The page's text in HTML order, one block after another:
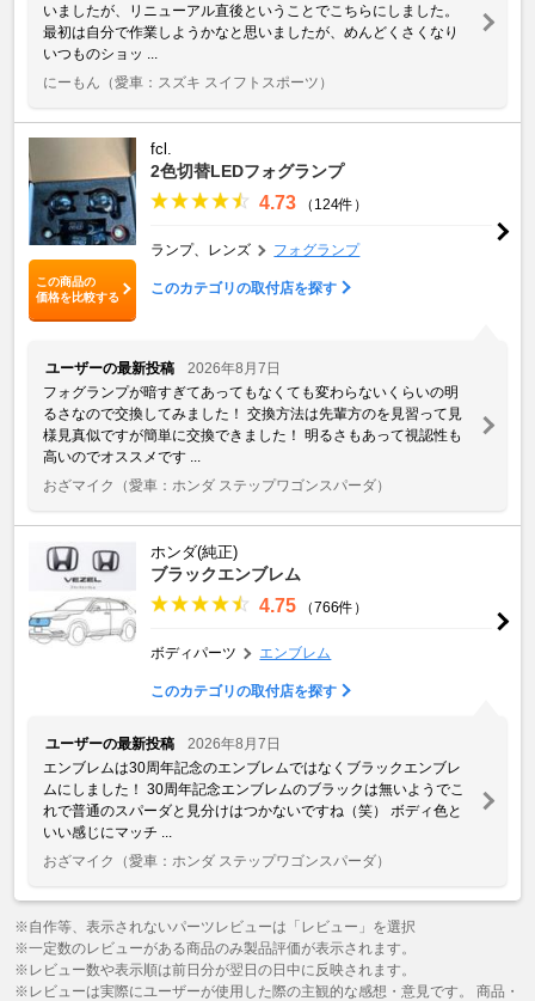
いましたが、リニューアル直後ということでこちらにしました。
最初は自分で作業しようかなと思いましたが、めんどくさくなり
いつものショッ ...
にーもん （愛車：スズキ スイフトスポーツ）
この商品の
価格を比較する
fcl.
2色切替LEDフォグランプ
4.73 （124件）
ランプ、レンズ フォグランプ
このカテゴリの取付店を探す
ユーザーの最新投稿
2026年8月7日
フォグランプが暗すぎてあってもなくても変わらないくらいの明
るさなので交換してみました！ 交換方法は先輩方のを見習って見
様見真似ですが簡単に交換できました！ 明るさもあって視認性も
高いのでオススメです ...
おざマイク
（愛車：ホンダ ステップワゴンスパーダ）
ホンダ(純正)
ブラックエンブレム
4.75 （766件）
ボディパーツ エンブレム
このカテゴリの取付店を探す
ユーザーの最新投稿
2026年8月7日
エンブレムは30周年記念のエンブレムではなくブラックエンブレ
ムにしました！ 30周年記念エンブレムのブラックは無いようでこ
れで普通のスパーダと見分けはつかないですね（笑） ボディ色と
いい感じにマッチ ...
おざマイク
（愛車：ホンダ ステップワゴンスパーダ）
※自作等、表示されないパーツレビューは「レビュー」を選択
※一定数のレビューがある商品のみ製品評価が表示されます。
※レビュー数や表示順は前日分が翌日の日中に反映されます。
※レビューは実際にユーザーが使用した際の主観的な感想・意見です。 商品・